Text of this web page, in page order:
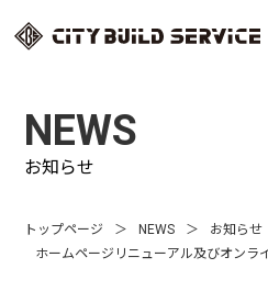
NEWS
お知らせ
トップページ NEWS
お知らせ
ホームページリニューアル及びオンラ